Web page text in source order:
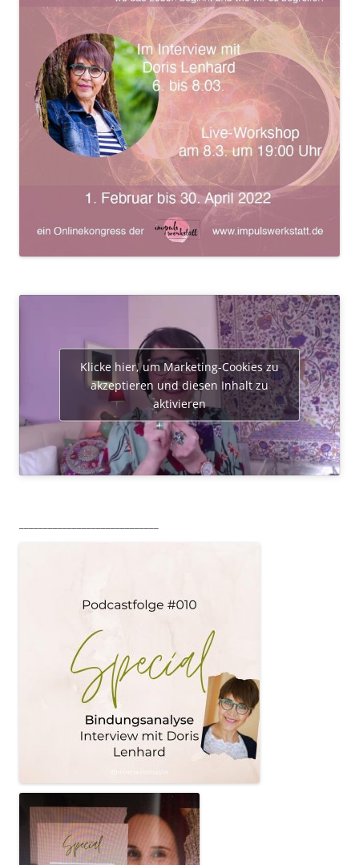
Klicke hier, um Marketing-Cookies zu
akzeptieren und diesen Inhalt zu
aktivieren